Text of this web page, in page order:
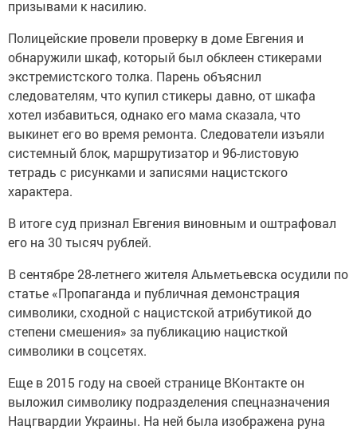
призывами к насилию.
Полицейские провели проверку в доме Евгения и
обнаружили шкаф, который был обклеен стикерами
экстремистского толка. Парень объяснил
следователям, что купил стикеры давно, от шкафа
хотел избавиться, однако его мама сказала, что
выкинет его во время ремонта. Следователи изъяли
системный блок, маршрутизатор и 96-листовую
тетрадь с рисунками и записями нацистского
характера.
В итоге суд признал Евгения виновным и оштрафовал
его на 30 тысяч рублей.
В сентябре 28-летнего жителя Альметьевска осудили по
статье «Пропаганда и публичная демонстрация
символики, сходной с нацистской атрибутикой до
степени смешения» за публикацию нацисткой
символики в соцсетях.
Еще в 2015 году на своей странице ВКонтакте он
выложил символику подразделения спецназначения
Нацгвардии Украины. На ней была изображена руна